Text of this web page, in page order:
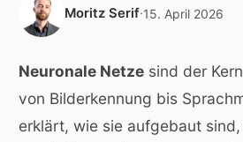
Moritz Serif·15. April 2026
Neuronale Netzesind der
von Bilderkennung bis
erklärt, wie sie aufgebaut